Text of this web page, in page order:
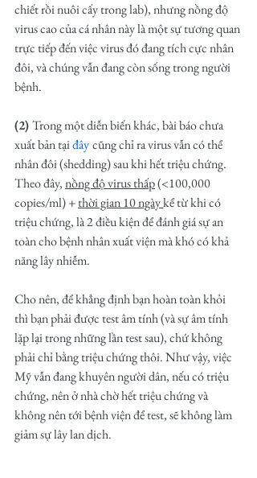
chiết rồi nuôi cấy trong lab), nhưng nồng độ
virus cao của cá nhân này là một sự tương quan
trực tiếp đến việc virus đó đang tích cực nhân
đôi, và chúng vẫn đang còn sống trong người
bệnh.
(2) Trong một diễn biến khác, bài báo chưa
xuất bản tại đâycũng chỉ ra virus vẫn có thể
nhân đôi (shedding) sau khi hết triệu chứng.
Theo đây, nồng độ virus thấp (<100,000
copies/ml) + thời gian 10 ngày kể từ khi có
triệu chứng, là 2 điều kiện để đánh giá sự an
toàn cho bệnh nhân xuất viện mà khó có khả
năng lây nhiễm.
Cho nên, để khẳng định bạn hoàn toàn khỏi
thì bạn phải được test âm tính (và sự âm tính
lặp lại trong những lần test sau), chứ không
phải chỉ bằng triệu chứng thôi. Như vậy, việc
Mỹ vẫn đang khuyên người dân, nếu có triệu
chứng, nên ở nhà chờ hết triệu chứng và
không nên tới bệnh viện để test, sẽ không làm
giảm sự lây lan dịch.